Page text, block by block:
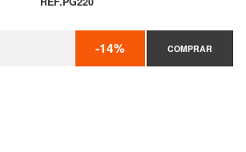
-14% COMPRAR